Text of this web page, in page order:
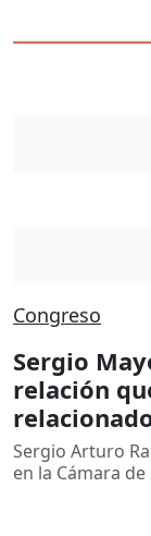
Congreso
Sergio
relación
Sergio Arturo
en la Cámara